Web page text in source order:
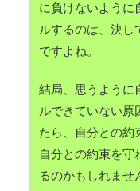
に負けないように
ルするのは、決し
ですよね。
結局、思うように
ルできていない原
たら、自分との約
自分との約束を守
るのかもしれませ